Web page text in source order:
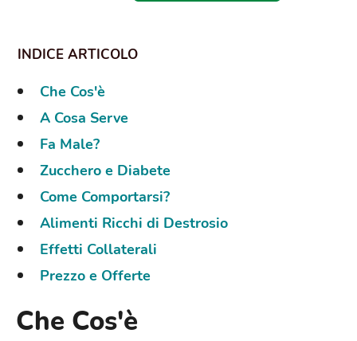
Che Cos'è
A Cosa Serve
Fa Male?
Zucchero e Diabete
Come Comportarsi?
Alimenti Ricchi di Destrosio
Effetti Collaterali
Prezzo e Offerte
Che Cos'è